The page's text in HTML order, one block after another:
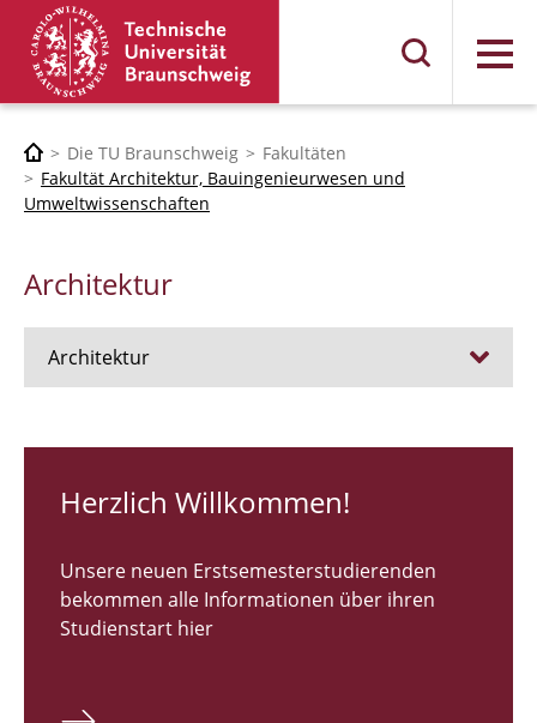
Menü
Die TU Braunschweig
Fakultäten
Fakultät Architektur, Bauingenieurwesen und
Umweltwissenschaften
Architektur
Architektur
RUNDGANG 26
Bachelor Architektur
Master Architektur
Herzlich Willkommen!
Unsere neuen Erstsemesterstudierenden
bekommen alle Informationen über ihren
Studienstart hier